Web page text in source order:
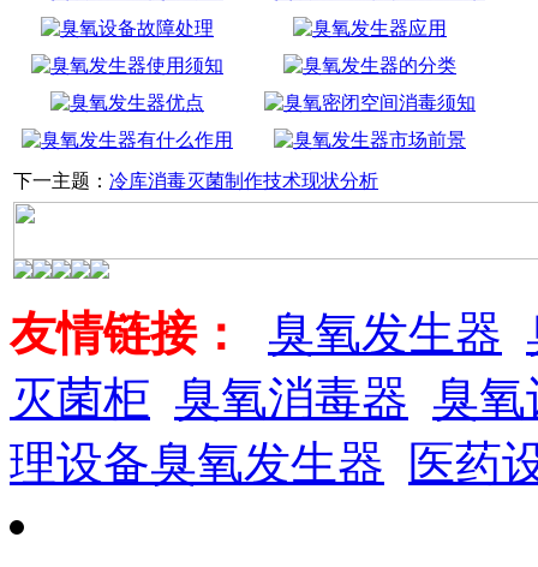
下一主题： 冷库消毒灭菌制作技术现状分析
友情链接： 臭氧发生器
灭菌柜 臭氧消毒器 臭
理设备臭氧发生器
医药